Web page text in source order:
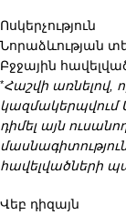
Ոսկերչություն
Նորաձևության
Բջջային
*Հաշվի առնելով,
կազմակերպվում
դիմել այն
հավելվածների
Վեբ դիզայն